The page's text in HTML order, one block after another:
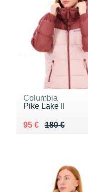
Columbia
Pike Lake II
180 €
Au lieu de 180 €
95 €
Vendu 95 €